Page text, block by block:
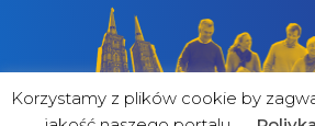
Korzystamy z plików cookie by